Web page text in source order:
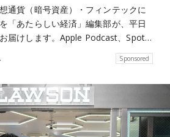
通貨（暗号資産）・フィンテックに
「あたらしい経済」編集部が、平日
届けします。Apple Podcast、Spot…
ト Sponsored